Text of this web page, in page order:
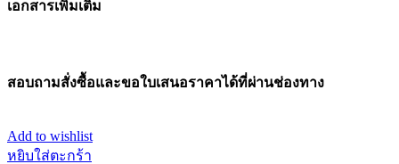
เอกสารเพิ่มเติม
สอบถามสั่งซื้อและขอใบเสนอราคาได้ที่ผ่านช่องทาง
Add to wishlist
หยิบใส่ตะกร้า